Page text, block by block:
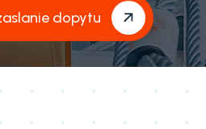
dopytu